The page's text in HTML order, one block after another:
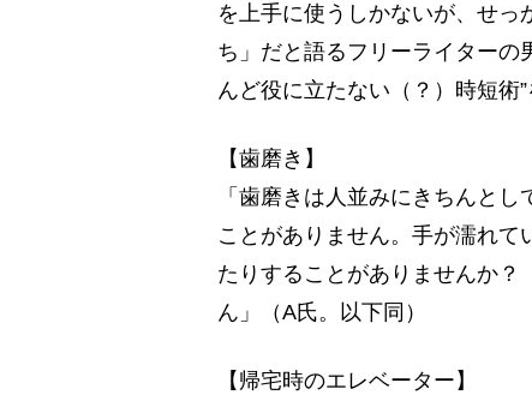
を上手に使うしかないが、せ
ち」だと語るフリーライターの
んど役に立たない（？）時短術”
【歯磨き】
「歯磨きは人並みにきちんと
ことがありません。手が濡れて
たりすることがありませんか
ん」（A氏。以下同）
【帰宅時のエレベーター】